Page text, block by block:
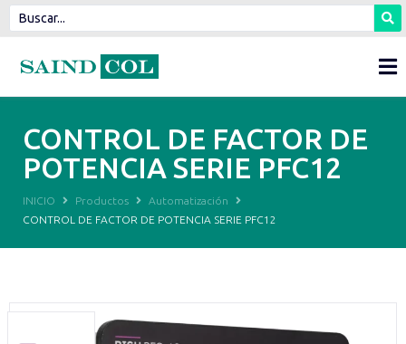
CONTROL DE FACTOR DE
POTENCIA SERIE PFC12
INICIO Productos
Automatización
CONTROL DE FACTOR DE POTENCIA SERIE PFC12